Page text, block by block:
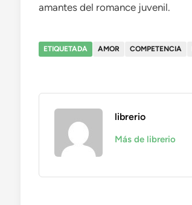
amantes del romance juvenil.
ETIQUETADA AMOR COMPETENCIA
librerio
Más de librerio